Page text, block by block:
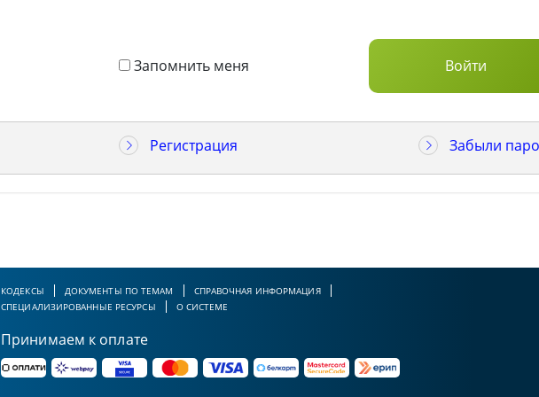
Запомнить меня
Регистрация Забыли
КОДЕКСЫ ДОКУМЕНТЫ ПО ТЕМАМ
СПРАВОЧНАЯ ИНФОРМАЦИЯ
СПЕЦИАЛИЗИРОВАННЫЕ РЕСУРСЫ
О СИСТЕМЕ
Принимаем к оплате